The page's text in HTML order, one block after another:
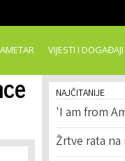
VIJESTI I DOGAĐAJI
NAJČITANIJE
'I am from
Žrtve rata